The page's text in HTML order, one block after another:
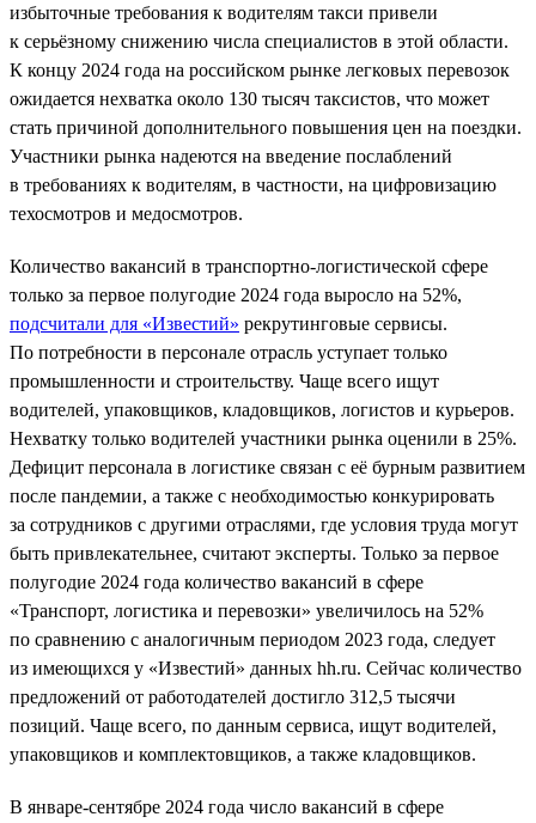
избыточные требования к водителям такси привели
к серьёзному снижению числа специалистов в этой области.
К концу 2024 года на российском рынке легковых перевозок
ожидается нехватка около 130 тысяч таксистов, что может
стать причиной дополнительного повышения цен на поездки.
Участники рынка надеются на введение послаблений
в требованиях к водителям, в частности, на цифровизацию
техосмотров и медосмотров.
Количество вакансий в транспортно-логистической сфере
только за первое полугодие 2024 года выросло на 52%,
подсчитали для «Известий» рекрутинговые сервисы.
По потребности в персонале отрасль уступает только
промышленности и строительству. Чаще всего ищут
водителей, упаковщиков, кладовщиков, логистов и курьеров.
Нехватку только водителей участники рынка оценили в 25%.
Дефицит персонала в логистике связан с её бурным развитием
после пандемии, а также с необходимостью конкурировать
за сотрудников с другими отраслями, где условия труда могут
быть привлекательнее, считают эксперты. Только за первое
полугодие 2024 года количество вакансий в сфере
«Транспорт, логистика и перевозки» увеличилось на 52%
по сравнению с аналогичным периодом 2023 года, следует
из имеющихся у «Известий» данных hh.ru. Сейчас количество
предложений от работодателей достигло 312,5 тысячи
позиций. Чаще всего, по данным сервиса, ищут водителей,
упаковщиков и комплектовщиков, а также кладовщиков.
В январе-сентябре 2024 года число вакансий в сфере